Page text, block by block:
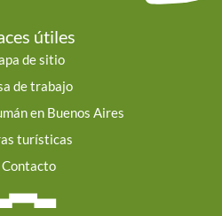
útiles
de sitio
de trabajo
en Buenos Aires
turísticas
Contacto